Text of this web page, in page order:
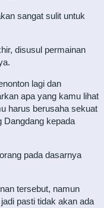
sangat sulit untuk
disusul permainan
lagi dan
apa yang kamu lihat
harus berusaha sekuat
Dangdang kepada
pada dasarnya
tersebut, namun
pasti tidak akan ada